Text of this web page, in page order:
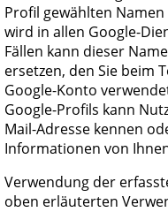
Profil gewählten
wird in allen Google-
Fällen kann dieser
ersetzen, den Sie beim
Google-Konto
Google-Profils kann
Mail-Adresse kennen
Informationen von
Verwendung der
oben erläuterten